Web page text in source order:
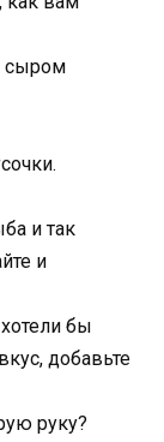
сыром
и так
и
бы
добавьте
руку?